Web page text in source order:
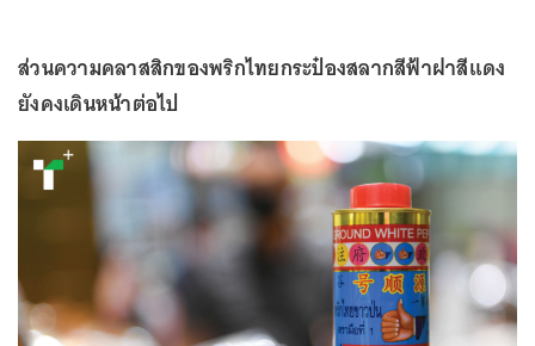
ส่วนความคลาสสิกของพริกไทยกระป๋องสลากสีฟ้าฝาสีแดง
ยังคงเดินหน้าต่อไป